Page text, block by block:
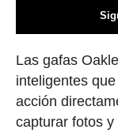
Las gafas
inteligentes
acción
capturar fotos